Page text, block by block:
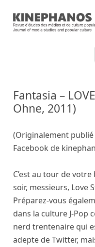
Fantasia –
Ohne, 2011)
(Originalement
Facebook de
C’est au tour de
soir, messieurs, Love
Préparez-vous
dans la culture J-Pop
nerd trentenaire qui
adepte de Twitter,